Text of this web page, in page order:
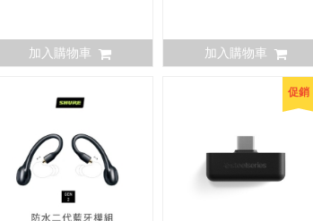
加入購物車 加入購物車
促銷